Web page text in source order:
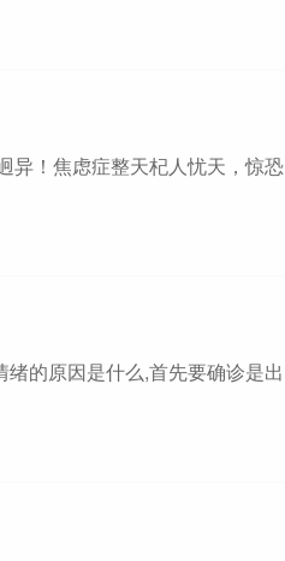
异！焦虑症整天杞人忧天，惊恐
的原因是什么,首先要确诊是出